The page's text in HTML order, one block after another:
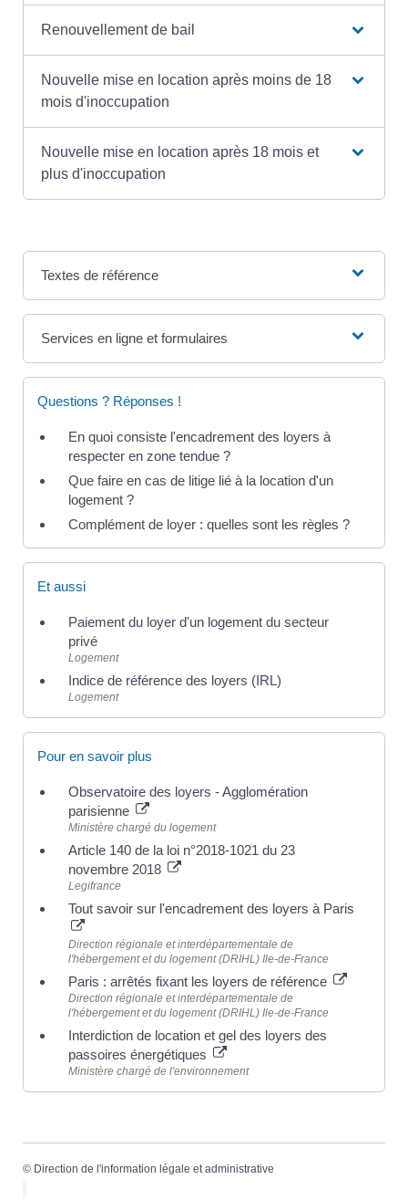
Renouvellement de bail
Nouvelle mise en location après moins de 18
mois d'inoccupation
Nouvelle mise en location après 18 mois et
plus d'inoccupation
Textes de référence
Services en ligne et formulaires
Questions ? Réponses !
En quoi consiste l'encadrement des loyers à
respecter en zone tendue ?
Que faire en cas de litige lié à la location d'un
logement ?
Complément de loyer : quelles sont les règles ?
Et aussi
Paiement du loyer d'un logement du secteur
privé
Logement
Indice de référence des loyers (IRL)
Logement
Pour en savoir plus
Observatoire des loyers - Agglomération
parisienne
Ministère chargé du logement
Article 140 de la loi n°2018-1021 du 23
novembre 2018
Legifrance
Tout savoir sur l'encadrement des loyers à Paris
Direction régionale et interdépartementale de
l'hébergement et du logement (DRIHL) Ile-de-France
Paris : arrêtés fixant les loyers de référence
Direction régionale et interdépartementale de
l'hébergement et du logement (DRIHL) Ile-de-France
Interdiction de location et gel des loyers des
passoires énergétiques
Ministère chargé de l'environnement
© Direction de l'information légale et administrative